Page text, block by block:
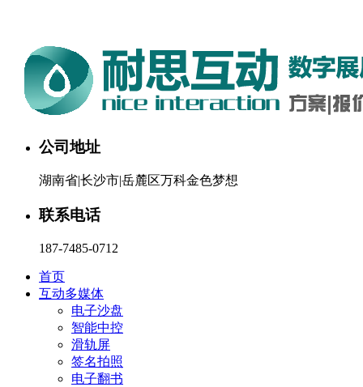
公司地址
湖南省|长沙市|岳麓区万科金色梦想
联系电话
187-7485-0712
首页
互动多媒体
电子沙盘
智能中控
滑轨屏
签名拍照
电子翻书